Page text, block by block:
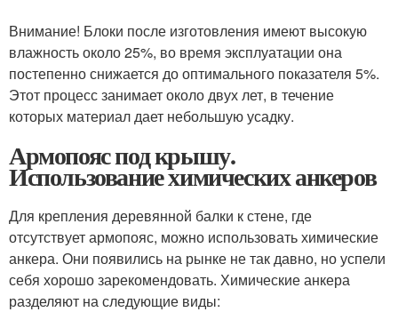
Внимание! Блоки после изготовления имеют высокую
влажность около 25%, во время эксплуатации она
постепенно снижается до оптимального показателя 5%.
Этот процесс занимает около двух лет, в течение
которых материал дает небольшую усадку.
Армопояс под крышу.
Использование химических анкеров
Для крепления деревянной балки к стене, где
отсутствует армопояс, можно использовать химические
анкера. Они появились на рынке не так давно, но успели
себя хорошо зарекомендовать. Химические анкера
разделяют на следующие виды: